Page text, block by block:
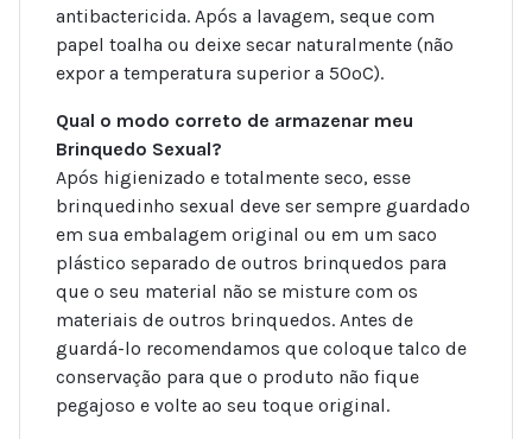
antibactericida. Após a lavagem, seque com
papel toalha ou deixe secar naturalmente (não
expor a temperatura superior a 50ºC).
Qual o modo correto de armazenar meu
Brinquedo Sexual?
Após higienizado e totalmente seco, esse
brinquedinho sexual deve ser sempre guardado
em sua embalagem original ou em um saco
plástico separado de outros brinquedos para
que o seu material não se misture com os
materiais de outros brinquedos. Antes de
guardá-lo recomendamos que coloque talco de
conservação para que o produto não fique
pegajoso e volte ao seu toque original.